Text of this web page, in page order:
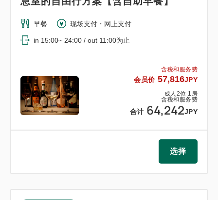
含税和服务费
会员价 57,816JPY
成人 2位 1 房
含税和服务费
合计 64,242JPY
早餐 现场支付・网上支付
in 15:00~ 24:00 / out 11:00为止
选择